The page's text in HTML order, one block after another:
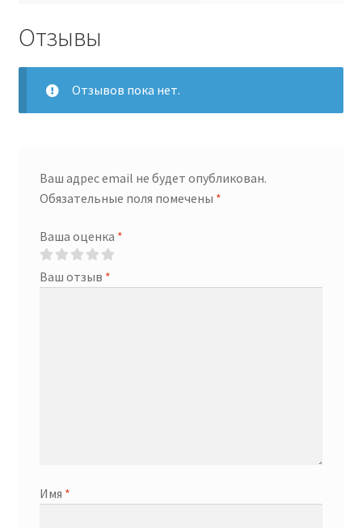
Отзывы
Отзывов пока нет.
Ваш адрес email не будет опубликован.
Обязательные поля помечены *
Ваша оценка *
Ваш отзыв *
Имя *